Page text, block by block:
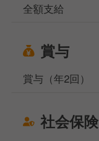
全額支給
賞与
賞与（年2回）
社会保険